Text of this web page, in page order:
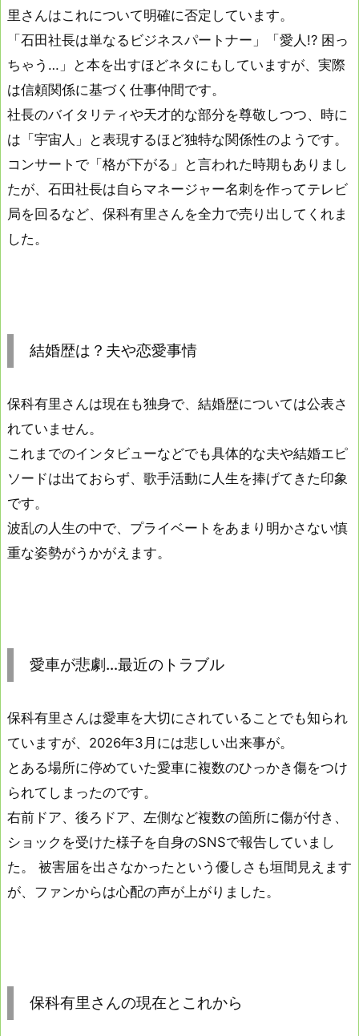
里さんはこれについて明確に否定しています。
「石田社長は単なるビジネスパートナー」「愛人!? 困っ
ちゃう…」と本を出すほどネタにもしていますが、実際
は信頼関係に基づく仕事仲間です。
社長のバイタリティや天才的な部分を尊敬しつつ、時に
は「宇宙人」と表現するほど独特な関係性のようです。
コンサートで「格が下がる」と言われた時期もありまし
たが、石田社長は自らマネージャー名刺を作ってテレビ
局を回るなど、保科有里さんを全力で売り出してくれま
した。
結婚歴は？夫や恋愛事情
保科有里さんは現在も独身で、結婚歴については公表さ
れていません。
これまでのインタビューなどでも具体的な夫や結婚エピ
ソードは出ておらず、歌手活動に人生を捧げてきた印象
です。
波乱の人生の中で、プライベートをあまり明かさない慎
重な姿勢がうかがえます。
愛車が悲劇…最近のトラブル
保科有里さんは愛車を大切にされていることでも知られ
ていますが、2026年3月には悲しい出来事が。
とある場所に停めていた愛車に複数のひっかき傷をつけ
られてしまったのです。
右前ドア、後ろドア、左側など複数の箇所に傷が付き、
ショックを受けた様子を自身のSNSで報告していまし
た。 被害届を出さなかったという優しさも垣間見えます
が、ファンからは心配の声が上がりました。
保科有里さんの現在とこれから